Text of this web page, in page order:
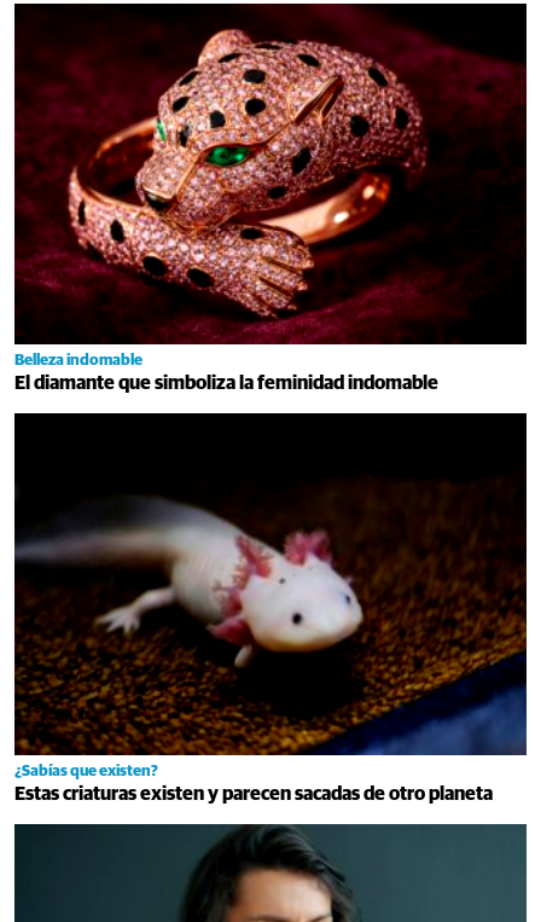
Belleza indomable
El diamante que simboliza la feminidad indomable
¿Sabías que existen?
Estas criaturas existen y parecen sacadas de otro planeta